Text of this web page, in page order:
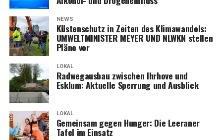
NEWS
Küs­ten­schutz in Zei­ten des Kli­ma­wan­dels:
UMWELTMINISTER MEYER UND NLWKN stel­len
Plä­ne vor
LOKAL
Rad­weg­aus­bau zwi­schen Ihr­ho­ve und
Esklum: Aktu­el­le Sper­rung und Ausblick
LOKAL
Gemein­sam gegen Hun­ger: Die Leera­ner
Tafel im Einsatz